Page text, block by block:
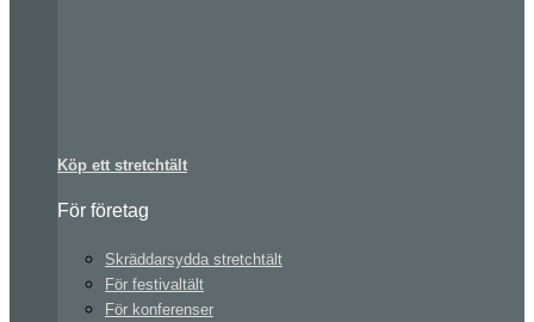
Köp ett stretchtält
För företag
Skräddarsydda stretchtält
För festivaltält
För konferenser